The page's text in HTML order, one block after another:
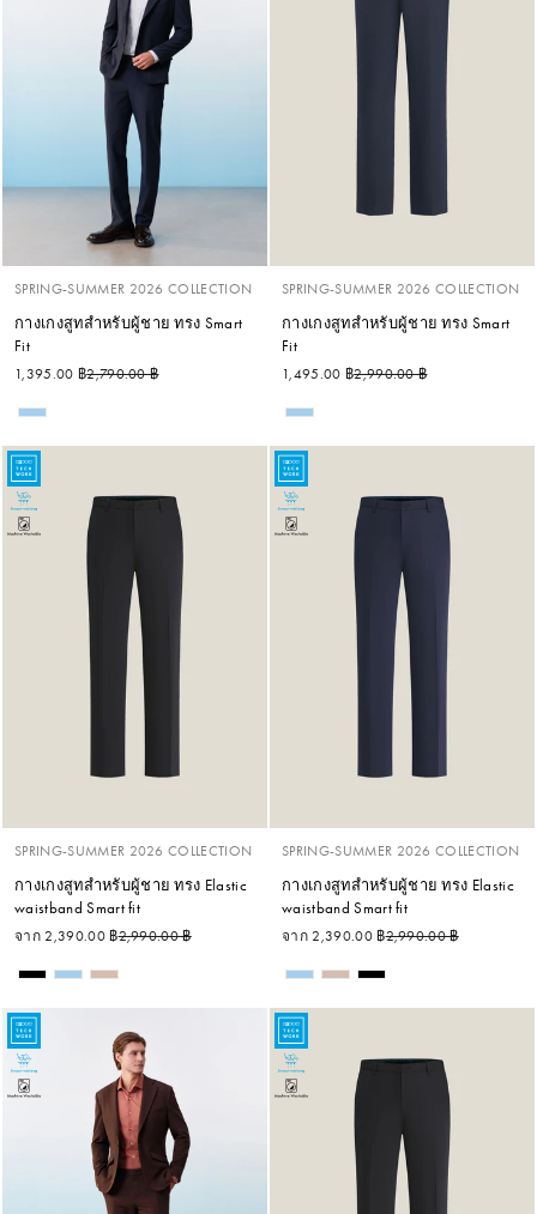
SPRING-SUMMER 2026 COLLECTION
กางเกงสูทสำหรับผู้ชาย ทรง Smart
Fit
1,395.00 ฿ราคาปกติ
2,790.00 ฿
SPRING-SUMMER 2026 COLLECTION
กางเกงสูทสำหรับผู้ชาย ทรง Smart
Fit
1,495.00 ฿ราคาปกติ
2,990.00 ฿
SPRING-SUMMER 2026 COLLECTION
กางเกงสูทสำหรับผู้ชาย ทรง Elastic
waistband Smart fit
จาก 2,390.00 ฿ราคาปกติ
2,990.00 ฿
SPRING-SUMMER 2026 COLLECTION
กางเกงสูทสำหรับผู้ชาย ทรง Elastic
waistband Smart fit
จาก 2,390.00 ฿ราคาปกติ
2,990.00 ฿